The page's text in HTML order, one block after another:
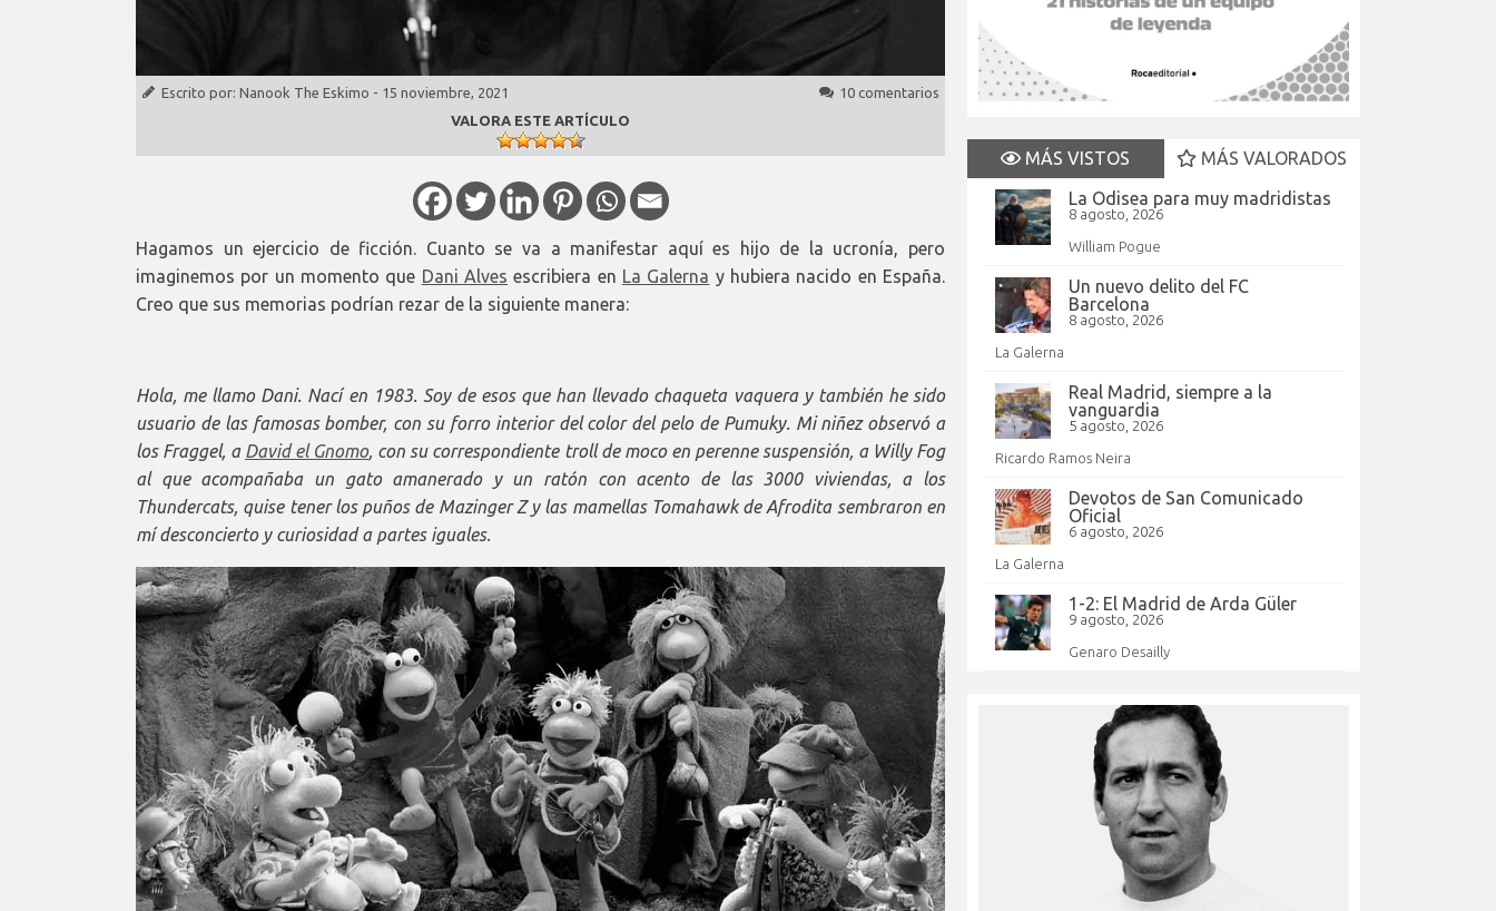
Escrito por: Nanook The Eskimo - 15 noviembre, 2021
10 comentarios
VALORA ESTE ARTÍCULO
Hagamos un ejercicio de ficción. Cuanto se va a manifestar aquí es hijo de la ucronía, pero
imaginemos por un momento que Dani Alves escribiera en La Galerna y hubiera nacido en España.
Creo que sus memorias podrían rezar de la siguiente manera:
Hola, me llamo Dani. Nací en 1983. Soy de esos que han llevado chaqueta vaquera y también he sido
usuario de las famosas bomber, con su forro interior del color del pelo de Pumuky. Mi niñez observó a
los Fraggel, a David el Gnomo, con su correspondiente troll de moco en perenne suspensión, a Willy Fog
al que acompañaba un gato amanerado y un ratón con acento de las 3000 viviendas, a los
Thundercats, quise tener los puños de Mazinger Z y las mamellas Tomahawk de Afrodita sembraron en
mí desconcierto y curiosidad a partes iguales.
MÁS VISTOS
MÁS VALORADOS
La Odisea para muy madridistas
8 agosto, 2026
William Pogue
Un nuevo delito del FC
Barcelona
8 agosto, 2026
La Galerna
Real Madrid, siempre a la
vanguardia
5 agosto, 2026
Ricardo Ramos Neira
Devotos de San Comunicado
Oficial
6 agosto, 2026
La Galerna
1-2: El Madrid de Arda Güler
9 agosto, 2026
Genaro Desailly